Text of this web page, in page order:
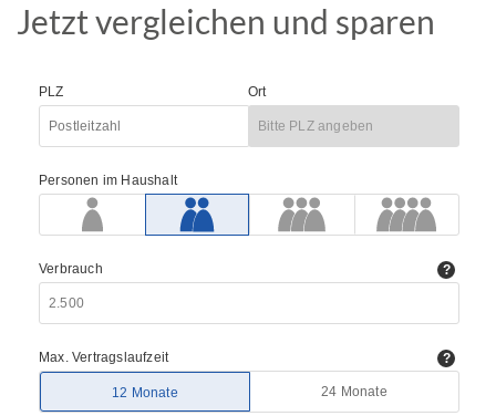
Jetzt vergleichen und sparen